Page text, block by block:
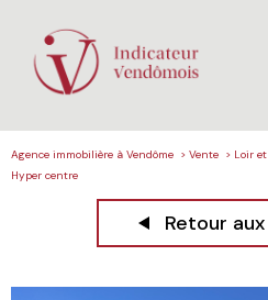
Agence immobilière à Vendôme Vente Loir
Hyper centre
Retour